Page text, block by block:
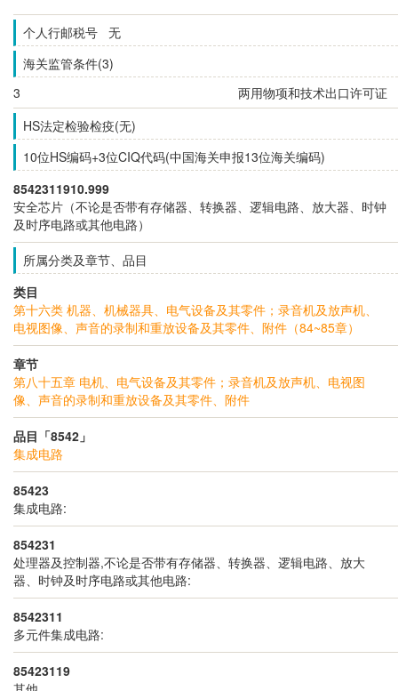
个人行邮税号 无
海关监管条件(3)
3
两用物项和技术出口许可证
HS法定检验检疫(无)
10位HS编码+3位CIQ代码(中国海关申报13位海关编码)
8542311910.999
安全芯片（不论是否带有存储器、转换器、逻辑电路、放大器、时钟
及时序电路或其他电路）
所属分类及章节、品目
类目
第十六类 机器、机械器具、电气设备及其零件；录音机及放声机、
电视图像、声音的录制和重放设备及其零件、附件（84~85章）
章节
第八十五章 电机、电气设备及其零件；录音机及放声机、电视图
像、声音的录制和重放设备及其零件、附件
品目「8542」
集成电路
85423
集成电路:
854231
处理器及控制器,不论是否带有存储器、转换器、逻辑电路、放大
器、时钟及时序电路或其他电路:
8542311
多元件集成电路:
85423119